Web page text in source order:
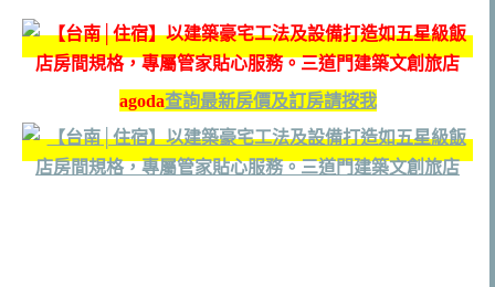
agoda查詢最新房價及訂房請按我